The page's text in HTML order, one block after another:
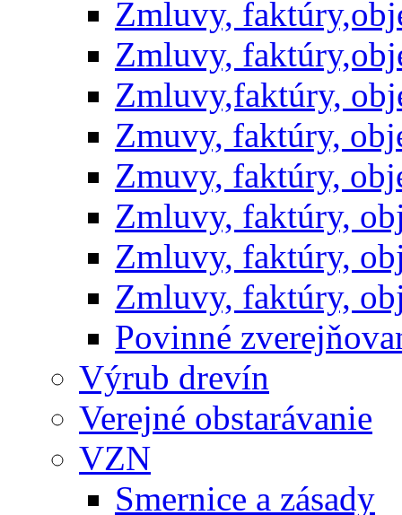
Zmluvy,
Zmluvy,
Zmluvy,faktúry,
Zmuvy, faktúry,
Zmuvy, faktúry,
Zmluvy, faktúry,
Zmluvy, faktúry,
Zmluvy, faktúry,
Povinné
Výrub drevín
Verejné obstarávanie
VZN
Smernice a zásady